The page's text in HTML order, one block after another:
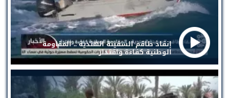
إنقاذ طاقم السفينة الهندية .. المقاومة
الوطنية كفاءة واقتدار